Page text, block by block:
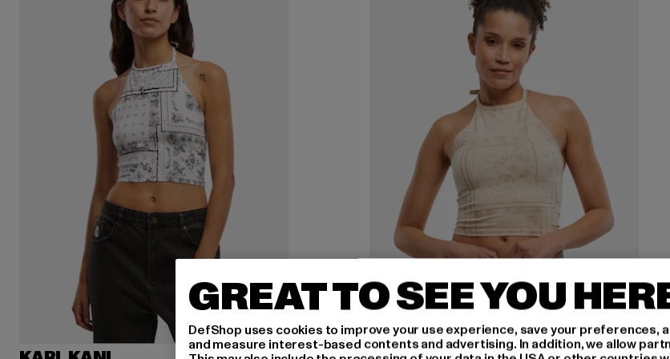
GREAT TO SEE YOU
DefShop uses cookies to improve your use experience, save your preferences,
and measure interest-based contents and advertising. In addition, we allow